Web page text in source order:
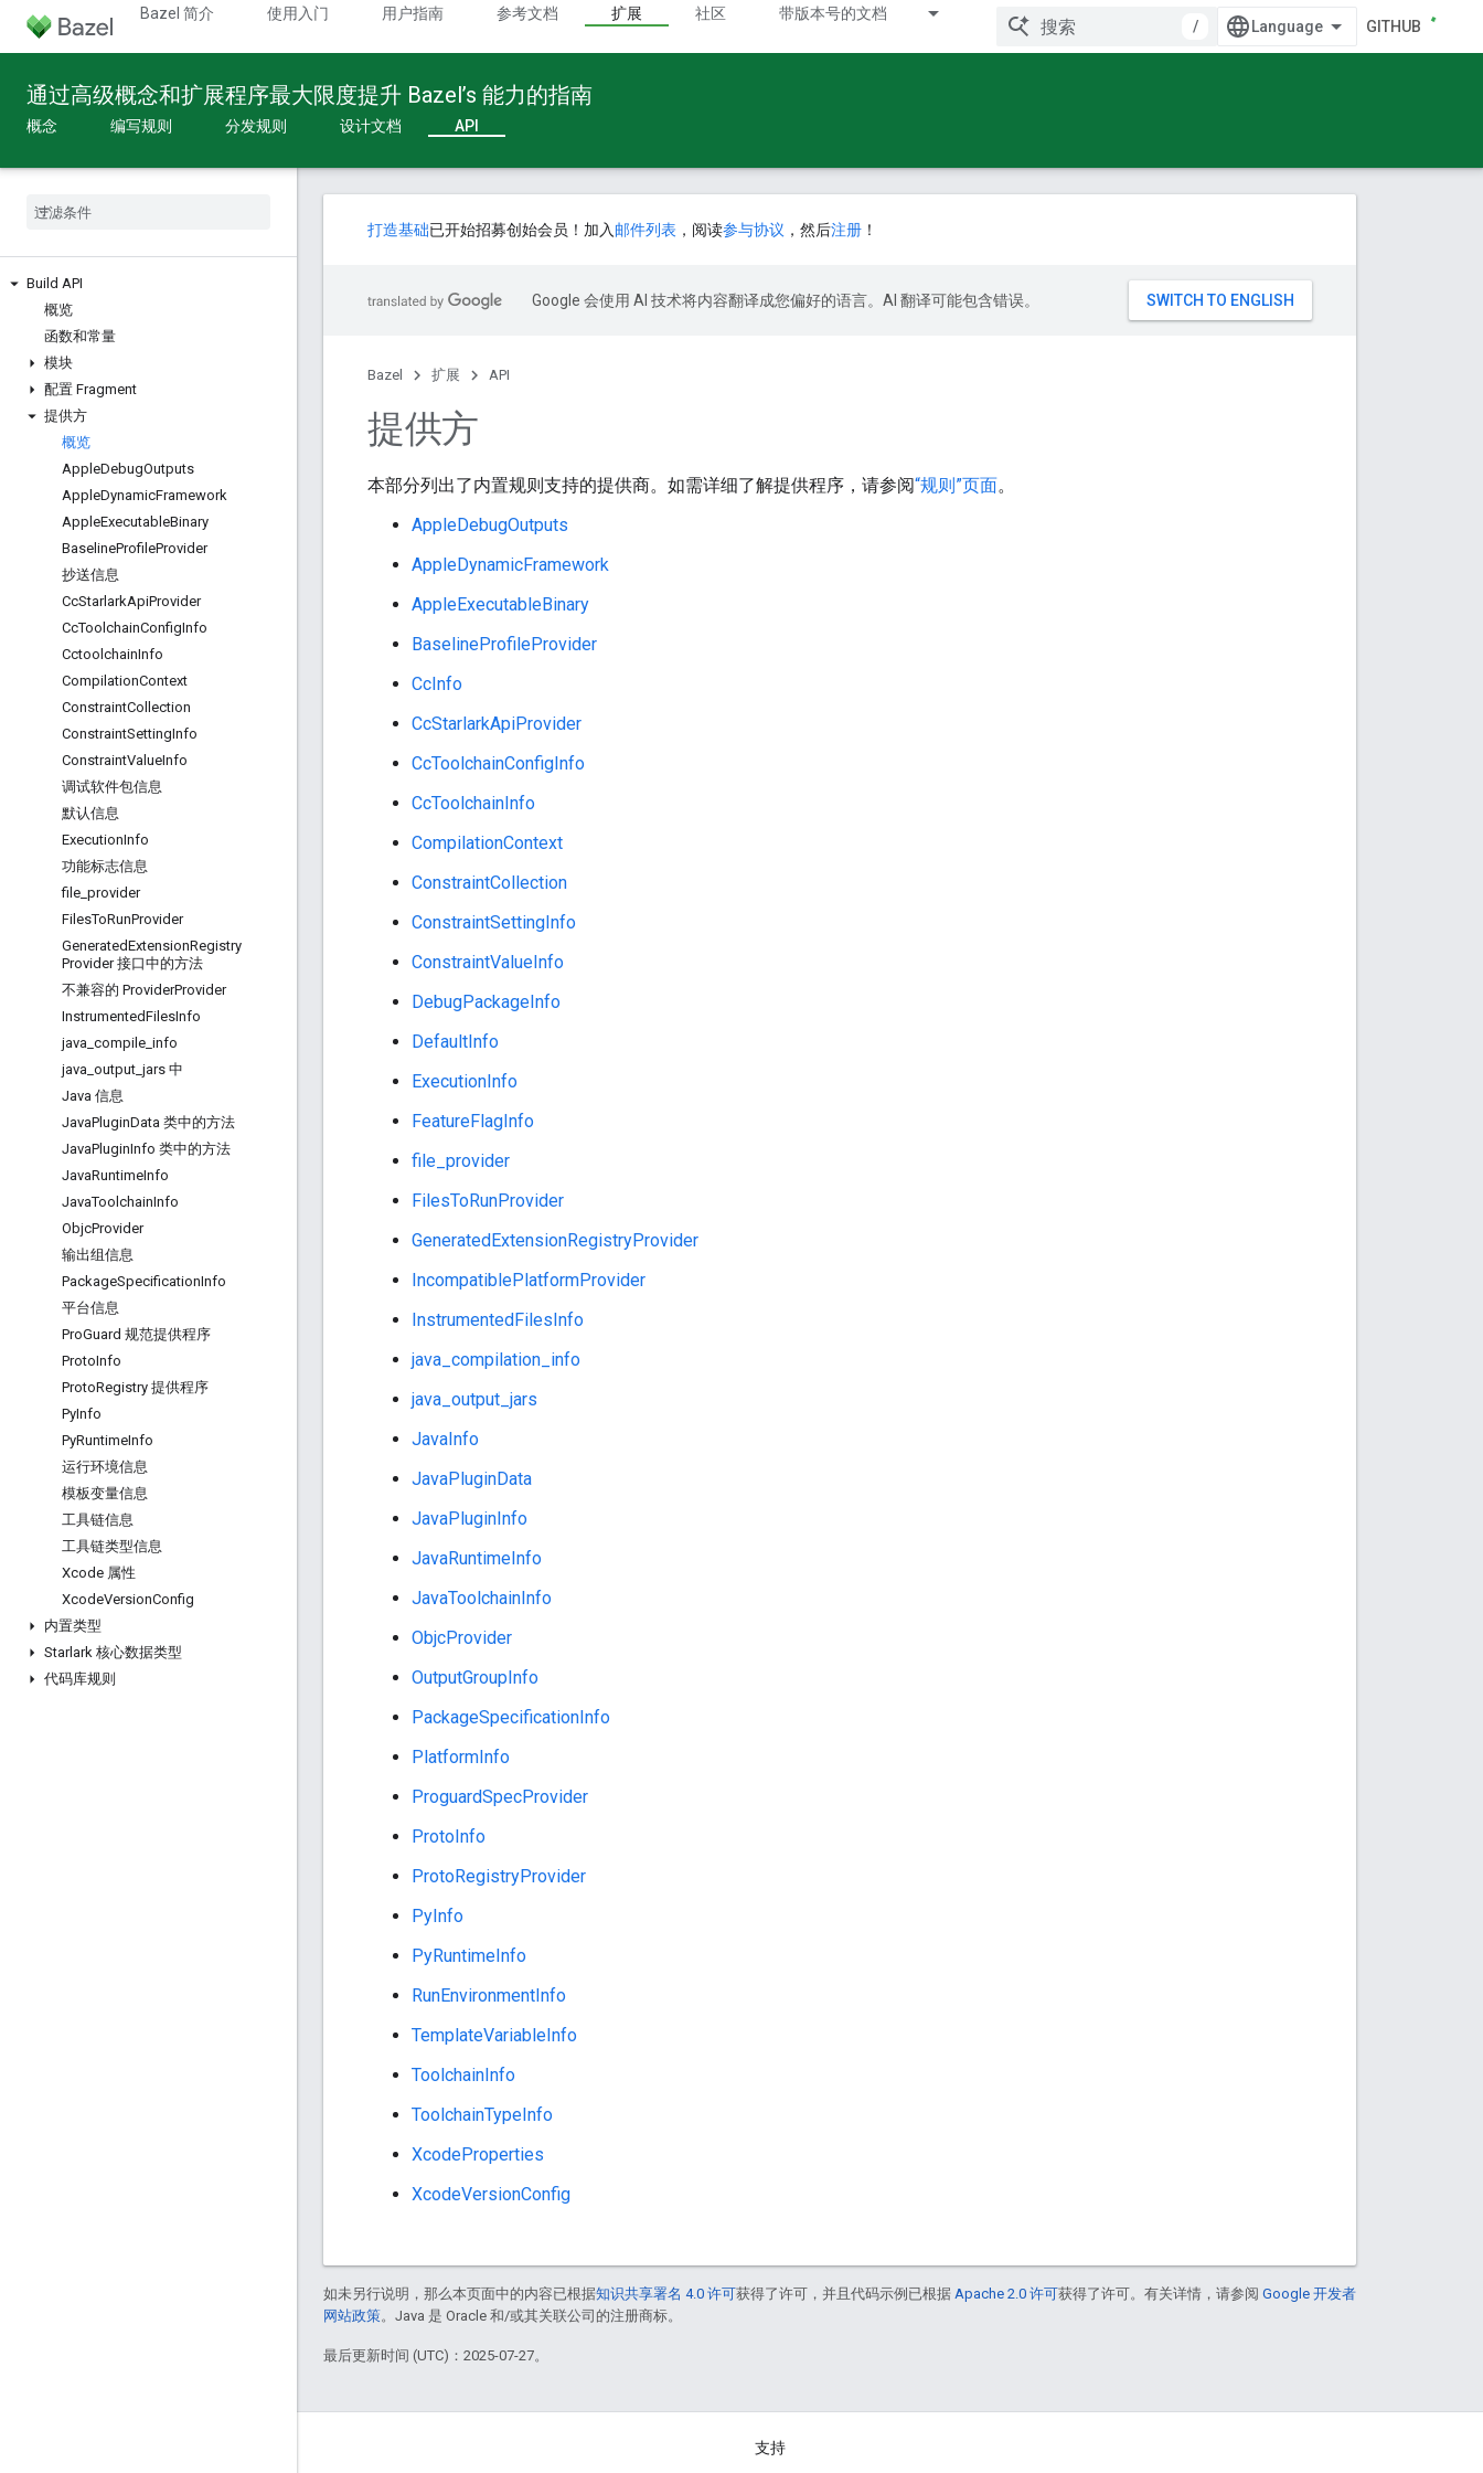
Bazel 简介 使用入门 用户指南 参考文档 扩展 社区 带版本号的文档
/ GITHUB
通过高级概念和扩展程序最大限度提升 Bazel’s 能力的指南
概念 编写规则 分发规则 设计文档 API
Build API
概览
函数和常量
模块
配置 Fragment
提供方
概览
AppleDebugOutputs
AppleDynamicFramework
AppleExecutableBinary
BaselineProfileProvider
抄送信息
CcStarlarkApiProvider
CcToolchainConfigInfo
CctoolchainInfo
CompilationContext
ConstraintCollection
ConstraintSettingInfo
ConstraintValueInfo
调试软件包信息
默认信息
ExecutionInfo
功能标志信息
file provider
FilesToRunProvider
GeneratedExtensionRegistry
Provider 接口中的方法
不兼容的 ProviderProvider
InstrumentedFilesInfo
java compile info
java output jars 中
Java 信息
JavaPluginData 类中的方法
JavaPluginInfo 类中的方法
JavaRuntimeInfo
JavaToolchainInfo
ObjcProvider
输出组信息
PackageSpecificationInfo
平台信息
ProGuard 规范提供程序
ProtoInfo
ProtoRegistry 提供程序
PyInfo
PyRuntimeInfo
运行环境信息
模板变量信息
工具链信息
工具链类型信息
Xcode 属性
XcodeVersionConfig
内置类型
Starlark 核心数据类型
代码库规则
打造基础已开始招募创始会员！加入 邮件列表 ，阅读参与协议 ，然后注册 ！
Google 会使用 AI 技术将内容翻译成您偏好的语言。AI 翻译可能包含错误。
Bazel 扩展 API
提供方
本部分列出了内置规则支持的提供商。如需详细了解提供程序，请参阅“规则”页面。
AppleDebugOutputs
AppleDynamicFramework
AppleExecutableBinary
BaselineProfileProvider
CcInfo
CcStarlarkApiProvider
CcToolchainConfigInfo
CcToolchainInfo
CompilationContext
ConstraintCollection
ConstraintSettingInfo
ConstraintValueInfo
DebugPackageInfo
DefaultInfo
ExecutionInfo
FeatureFlagInfo
file_provider
FilesToRunProvider
GeneratedExtensionRegistryProvider
IncompatiblePlatformProvider
InstrumentedFilesInfo
java_compilation_info
java_output_jars
JavaInfo
JavaPluginData
JavaPluginInfo
JavaRuntimeInfo
JavaToolchainInfo
ObjcProvider
OutputGroupInfo
PackageSpecificationInfo
PlatformInfo
ProguardSpecProvider
ProtoInfo
ProtoRegistryProvider
PyInfo
PyRuntimeInfo
RunEnvironmentInfo
TemplateVariableInfo
ToolchainInfo
ToolchainTypeInfo
XcodeProperties
XcodeVersionConfig
如未另行说明，那么本页面中的内容已根据知识共享署名 4.0 许可获得了许可，并且代码示例已根据 Apache 2.0 许可获得了许可。有关详情，请参阅 Google 开发者
网站政策。Java 是 Oracle 和/或其关联公司的注册商标。
最后更新时间 (UTC)：2025-07-27。
支持